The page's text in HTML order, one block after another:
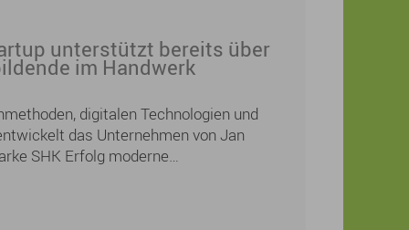
unterstützt bereits über
im Handwerk
digitalen Technologien und
das Unternehmen von Jan
SHK Erfolg moderne
für das Sanitär-, Heizungs- und
über 12.000 Auszubildende aus ganz
auf ihrem Weg zur Prüfung unterstützt.